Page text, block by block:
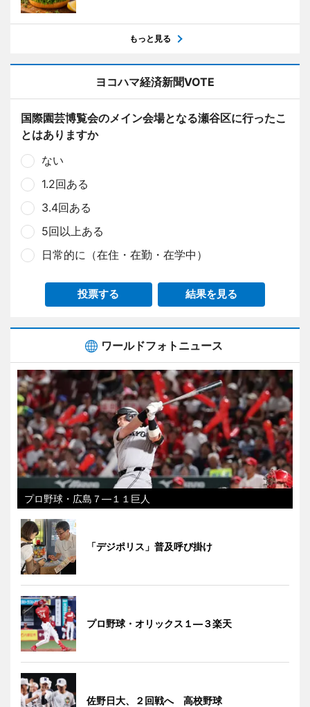
もっと見る
ヨコハマ経済新聞VOTE
国際園芸博覧会のメイン会場となる瀬谷区に行ったこ
とはありますか
ない
1.2回ある
3.4回ある
5回以上ある
日常的に（在住・在勤・在学中）
投票する 結果を見る
ワールドフォトニュース
プロ野球・広島７―１１巨人
「デジポリス」普及呼び掛け
プロ野球・オリックス１―３楽天
佐野日大、２回戦へ 高校野球